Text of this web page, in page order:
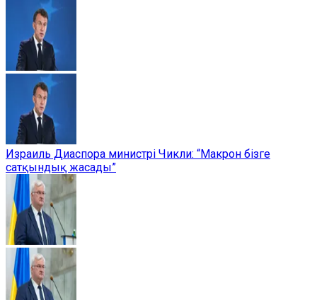
Израиль Диаспора министрі Чикли: “Макрон бізге
сатқындық жасады”